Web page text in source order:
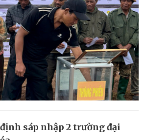
sáp nhập 2 trường đại